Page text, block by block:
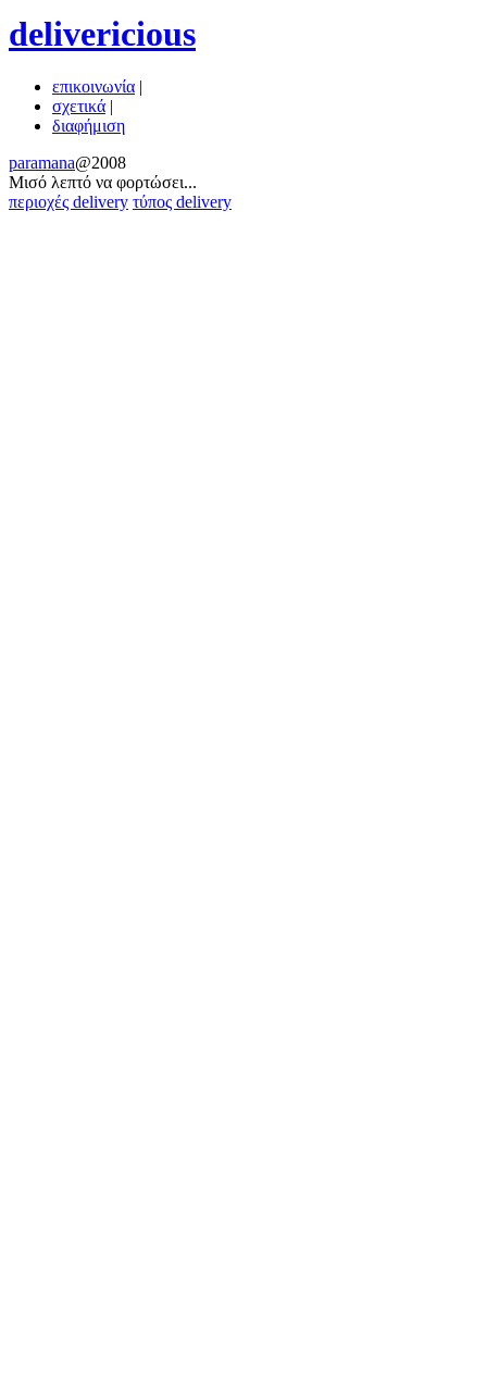
delivericious
επικοινωνία |
σχετικά |
διαφήμιση
paramana@2008
Μισό λεπτό να φoρτώσει...
περιοχές delivery τύπος delivery